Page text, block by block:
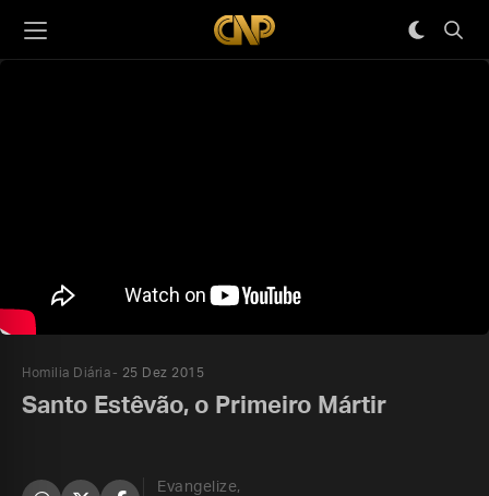
Homilia Diária 25 Dez 2015
Santo Estêvão, o Primeiro Mártir
Evangelize,